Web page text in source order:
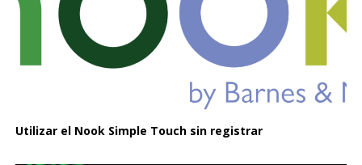
Utilizar el Nook Simple Touch sin registrar